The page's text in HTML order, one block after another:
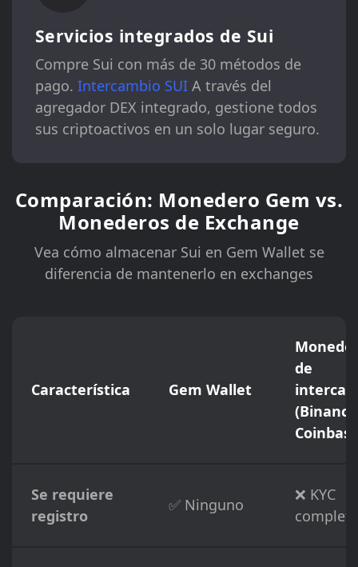
Servicios integrados de Sui
Compre Sui con más de 30 métodos de
pago. Intercambio SUIA través del
agregador DEX integrado, gestione todos
sus criptoactivos en un solo lugar seguro.
Comparación: Monedero Gem vs.
Monederos de Exchange
Vea cómo almacenar Sui en Gem Wallet se
diferencia de mantenerlo en exchanges
Característica Gem Wallet
de
Se requiere
registro
✅ Ninguno
❌ KYC